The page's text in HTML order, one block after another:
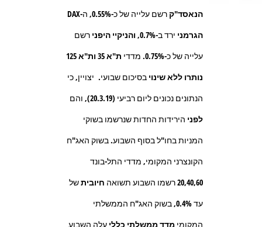
הנאסד"קרשם עלייה של כ-0.55%
, ה-DAX
הגרמני ירד ב-0.7%, והניקיי היפני
רשם
עלייה של כ-0.75%. מדדי ת"א 35
ות"א 125
נותרו ללא שינוי בסיכום שבועי. יצויין, כי
הנתונים נכונים ליום רביעי (20.3.19), והם
לפני הירידות החדות שנרשמו בשוקי
המניות בחו"ל בסוף השבוע. בשוק האג"ח
הקונצרני המקומי, מדדי התל-בונד
20,40,60רשמו השבוע תשואה חיוביתשל
עד0.4%, בשוק האג"ח הממשלתי
המקומי מדד ממשלתי כללי עלה השבוע